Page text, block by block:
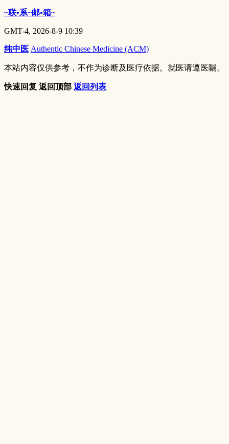
~联•系~邮•箱~
GMT-4, 2026-8-9 10:39
纯中医 Authentic Chinese Medicine (ACM)
本站内容仅供参考，不作为诊断及医疗依据。就医请遵医嘱。
快速回复 返回顶部 返回列表